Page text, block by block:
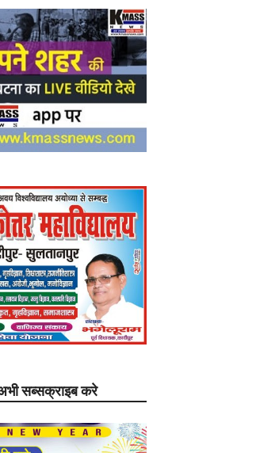
सब्सक्राइब करे